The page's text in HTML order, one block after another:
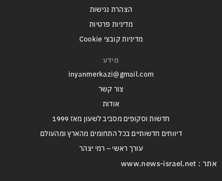
הצהרת נגישות
מדיניות פרטיות
מדיניות קובצי Cookie
מידע
inyanmerkazi@gmail.com
צור קשר
אודות
חדשות וסקופים מסביב לשעון מאז 1999
דיווחים חדשותיים בכל התחומים מהארץ ומהעולם
עורך ראשי – רמי יצהר
אתר : www.news-israel.net